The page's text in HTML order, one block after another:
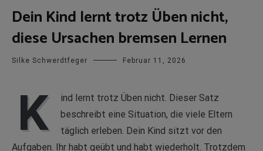
Dein Kind lernt trotz Üben nicht,
diese Ursachen bremsen Lernen
Silke Schwerdtfeger Februar 11, 2026
K
ind lernt trotz Üben nicht. Dieser Satz
beschreibt eine Situation, die viele Eltern
täglich erleben. Dein Kind sitzt vor den
Aufgaben. Ihr habt geübt und habt wiederholt. Trotzdem